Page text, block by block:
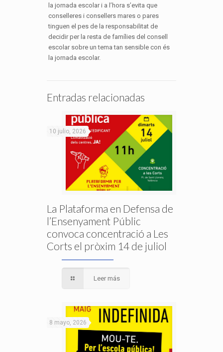
la jornada escolar i a l’hora s’evita que
conselleres i consellers mares o pares
tinguen el pes de la responsabilitat de
decidir per la resta de famílies del consell
escolar sobre un tema tan sensible con és
la jornada escolar.
Entradas relacionadas
10 julio, 2026
La Plataforma en Defensa de
l’Ensenyament Públic
convoca concentració a Les
Corts el pròxim 14 de juliol
Leer más
8 mayo, 2026